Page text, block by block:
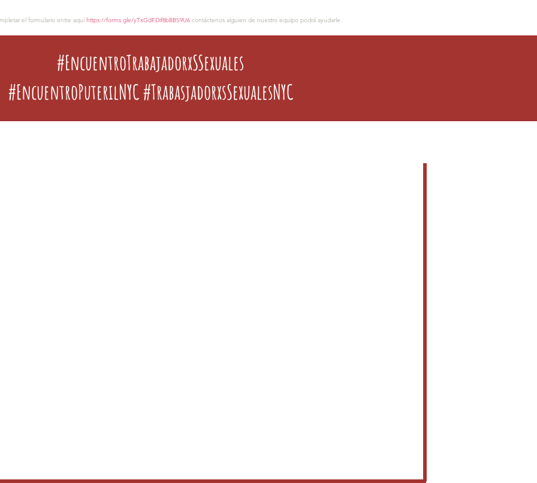
el formulario entre aquí https://forms.gle/yTxGdFDif8bBBS9U6 contáctenos alguien de nuestro equipo podrá ayudarle.
#EncuentroTrabajadorxSSexuales
#EncuentroPuterilNYC #TrabasjadorxsSexualesNYC